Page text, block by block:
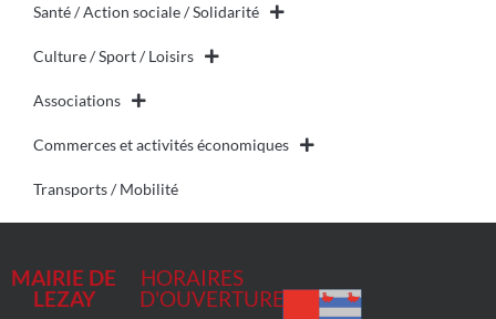
Santé / Action sociale / Solidarité
Culture / Sport / Loisirs
Associations
Commerces et activités économiques
Transports / Mobilité
MAIRIE DE
LEZAY
HORAIRES
D'OUVERTURE